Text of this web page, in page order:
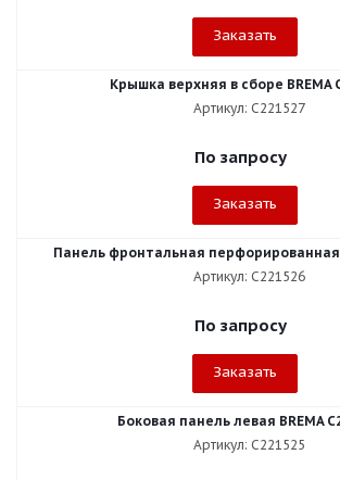
Заказать
Крышка верхняя в сборе BREMA
Артикул: C221527
По запросу
Заказать
Панель фронтальная перфорированная
Артикул: C221526
По запросу
Заказать
Боковая панель левая BREMA
Артикул: C221525